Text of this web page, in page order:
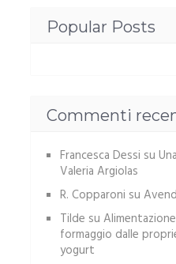
Popular Posts
Commenti
Francesca Dessi su
Valeria Argiolas
R. Copparoni su
Tilde su
formaggio dalle
yogurt